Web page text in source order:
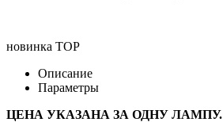
новинка TOP
Описание
Параметры
ЦЕНА УКАЗАНА ЗА ОДНУ ЛАМПУ.